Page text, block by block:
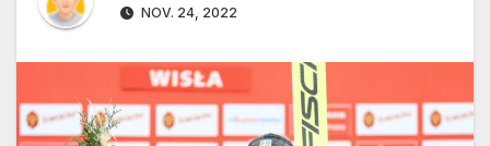
NOV. 24, 2022